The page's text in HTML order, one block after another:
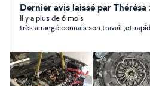
automobile. Avec plusieurs
vraie passion pour ce domaine
particulier, je m'engage à
secteur, même en urgence. Contactez-moi dès
maintenant, je réponds
Dernier avis laissé par
Il y a plus de 6 mois
très arrangé connais son travail ,et